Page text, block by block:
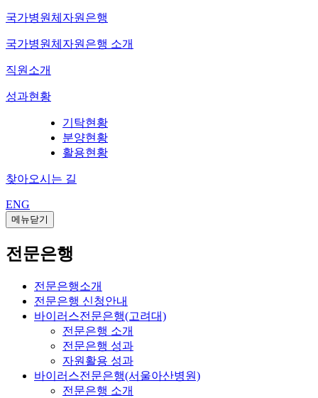
국가병원체자원은행
국가병원체자원은행 소개
직원소개
성과현황
기탁현황
분양현황
활용현황
찾아오시는 길
ENG
메뉴닫기
전문은행
전문은행소개
전문은행 신청안내
바이러스전문은행(고려대)
전문은행 소개
전문은행 성과
자원활용 성과
바이러스전문은행(서울아산병원)
전문은행 소개